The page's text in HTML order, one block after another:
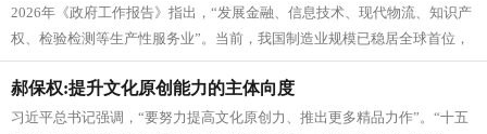
2026年《政府工作报告》指出，“发展金融、信息技术、现代物流、知识产
权、检验检测等生产性服务业”。当前，我国制造业规模已稳居全球首位，
服务业增加值占GDP比重...
郝保权:提升文化原创能力的主体向度
习近平总书记强调，“要努力提高文化原创力、推出更多精品力作”。“十五